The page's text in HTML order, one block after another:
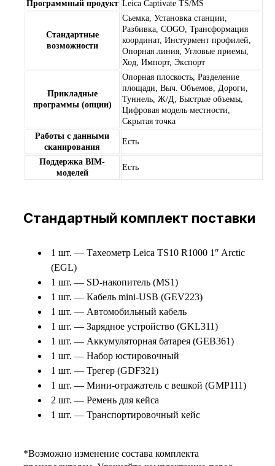
Программный продукт Leica Captivate TS/MS
Стандартные
возможности
Съемка, Установка станции,
Разбивка, COGO, Трансформация
координат, Инстурмент профилей,
Опорная линия, Угловые приемы,
Ход, Импорт, Экспорт
Прикладные
программы (опции)
Опорная плоскость, Разделение
площади, Выч. Объемов, Дороги,
Туннель, Ж/Д, Быстрые объемы,
Цифровая модель местности,
Скрытая точка
Работы c данными
сканирования
Есть
Поддержка BIM-
моделей
Есть
Стандартный комплект поставки
1 шт. — Тахеометр Leica TS10 R1000 1″ Arctic
(EGL)
1 шт. — SD-накопитель (MS1)
1 шт. — Кабель mini-USB (GEV223)
1 шт. — Автомобильный кабель
1 шт. — Зарядное устройство (GKL311)
1 шт. — Аккумуляторная батарея (GEB361)
1 шт. — Набор юстировочный
1 шт. — Трегер (GDF321)
1 шт. — Мини-отражатель с вешкой (GMP111)
2 шт. — Ремень для кейса
1 шт. — Транспортировочный кейс
*Возможно изменение состава комплекта